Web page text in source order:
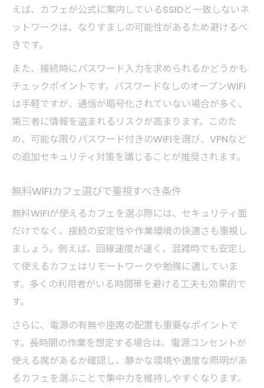
えば、カフェが公式に案内しているSSIDと一致しないネ
ットワークは、なりすましの可能性があるため避けるべ
きです。
また、接続時にパスワード入力を求められるかどうかも
チェックポイントです。パスワードなしのオープンWiFi
は手軽ですが、通信が暗号化されていない場合が多く、
第三者に情報を盗まれるリスクが高まります。このた
め、可能な限りパスワード付きのWiFiを選び、VPNなど
の追加セキュリティ対策を講じることが推奨されます。
無料WiFiカフェ選びで重視すべき条件
無料WiFiが使えるカフェを選ぶ際には、セキュリティ面
だけでなく、接続の安定性や作業環境の快適さも重視し
ましょう。例えば、回線速度が速く、混雑時でも安定し
て使えるカフェはリモートワークや勉強に適していま
す。多くの利用者がいる時間帯を避ける工夫も効果的で
す。
さらに、電源の有無や座席の配置も重要なポイントで
す。長時間の作業を想定する場合は、電源コンセントが
使える席があるか確認し、静かな環境や適度な照明があ
るカフェを選ぶことで集中力を維持しやすくなります。